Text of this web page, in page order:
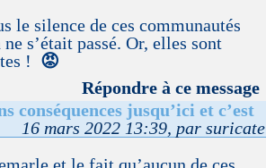
le silence de ces communautés
s’était passé. Or, elles sont
! 😡
Répondre à ce message
conséquences jusqu’ici et c’est
16 mars 2022 13:39, par suricate